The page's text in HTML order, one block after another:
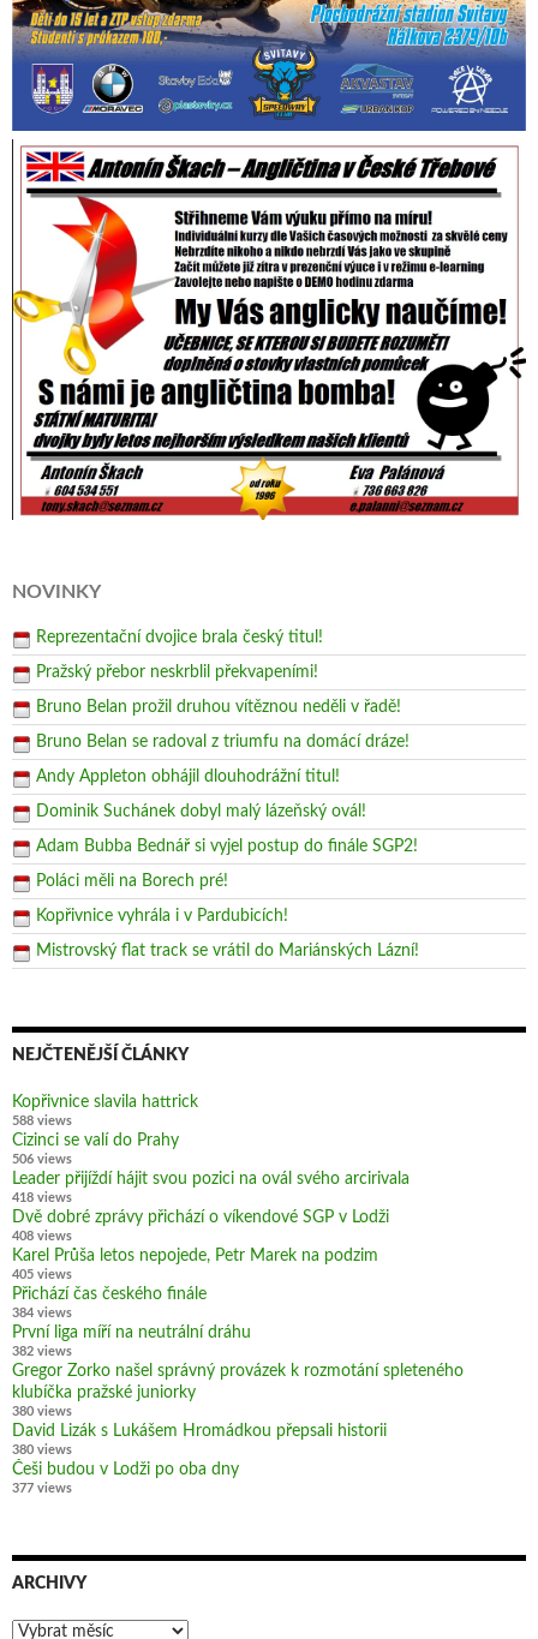
NOVINKY
Reprezentační dvojice brala český titul!
Pražský přebor neskrblil překvapeními!
Bruno Belan prožil druhou vítěznou neděli v řadě!
Bruno Belan se radoval z triumfu na domácí dráze!
Andy Appleton obhájil dlouhodrážní titul!
Dominik Suchánek dobyl malý lázeňský ovál!
Adam Bubba Bednář si vyjel postup do finále SGP2!
Poláci měli na Borech pré!
Kopřivnice vyhrála i v Pardubicích!
Mistrovský flat track se vrátil do Mariánských Lázní!
NEJČTENĚJŠÍ ČLÁNKY
Kopřivnice slavila hattrick
588 views
Cizinci se valí do Prahy
506 views
Leader přijíždí hájit svou pozici na ovál svého arcirivala
418 views
Dvě dobré zprávy přichází o víkendové SGP v Lodži
408 views
Karel Průša letos nepojede, Petr Marek na podzim
405 views
Přichází čas českého finále
384 views
První liga míří na neutrální dráhu
382 views
Gregor Zorko našel správný provázek k rozmotání spleteného
klubíčka pražské juniorky
380 views
David Lizák s Lukášem Hromádkou přepsali historii
380 views
Češi budou v Lodži po oba dny
377 views
ARCHIVY
Archivy